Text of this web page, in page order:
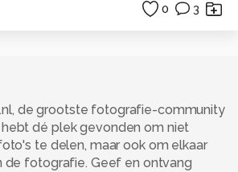
0 3
de grootste fotografie-community
dé plek gevonden om niet
te delen, maar ook om elkaar
de fotografie. Geef en ontvang